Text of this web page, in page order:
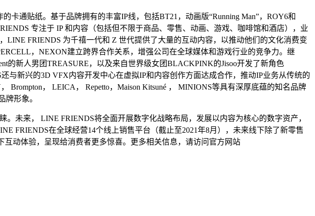
通贴纸。基于品牌拥有的丰富IP线，包括BT21，动画版“Running Man”，ROY6和
专注于 IP 和内容（包括但不限于商品、零售、动画、游戏、咖啡馆和酒店），业
FRIENDS 为千禧一代和 Z 世代提供了大量的互动内容，以推动他们的文化消费变
，NEXON建立跨界合作关系，增强公司在全球媒体和游戏行业的竞争力。继
的新人男团TREASURE，以及来自世界级女团BLACKPINK的Jisoo开发了新角色
与新兴的3D VFX内容开发中心在虚拟IP和内容创作方面达成合作，推动IP业务从传统的
， LEICA， Repetto，Maison Kitsuné ， MINIONS等具有深厚底蕴的知名品牌
牌形象。
未来， LINE FRIENDS将全面开展数字化战略布局，发展以内容为核心的数字资产，
FRIENDS在全球经营14个线上销售平台（截止至2021年8月），未来线下除了新零售
动体验，呈现给消费者更多惊喜。更多相关信息，请访问官方网站